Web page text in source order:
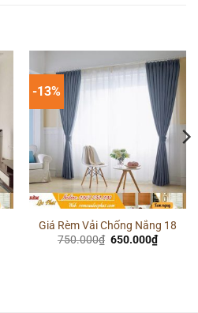
-13%
Giá Rèm Vải Chống Nắng 18
750.000₫ Giá
650.000₫Giá
hiện